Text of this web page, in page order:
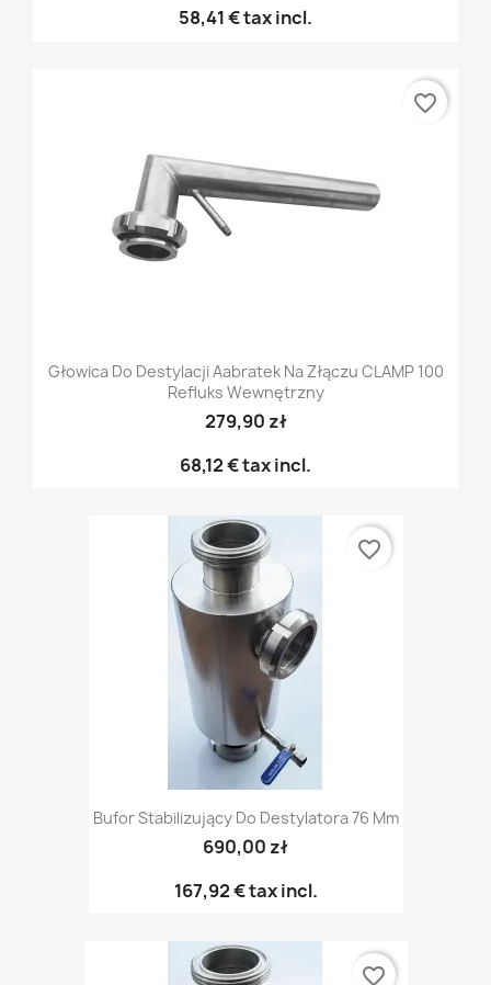
58,41 €tax incl.
Głowica Do Destylacji Aabratek Na Złączu CLAMP 100
Refluks Wewnętrzny
279,90 zł
68,12 €tax incl.
favorite_border
Bufor Stabilizujący Do Destylatora 76 Mm
690,00 zł
167,92 €tax incl.
favorite_border
favorite_border